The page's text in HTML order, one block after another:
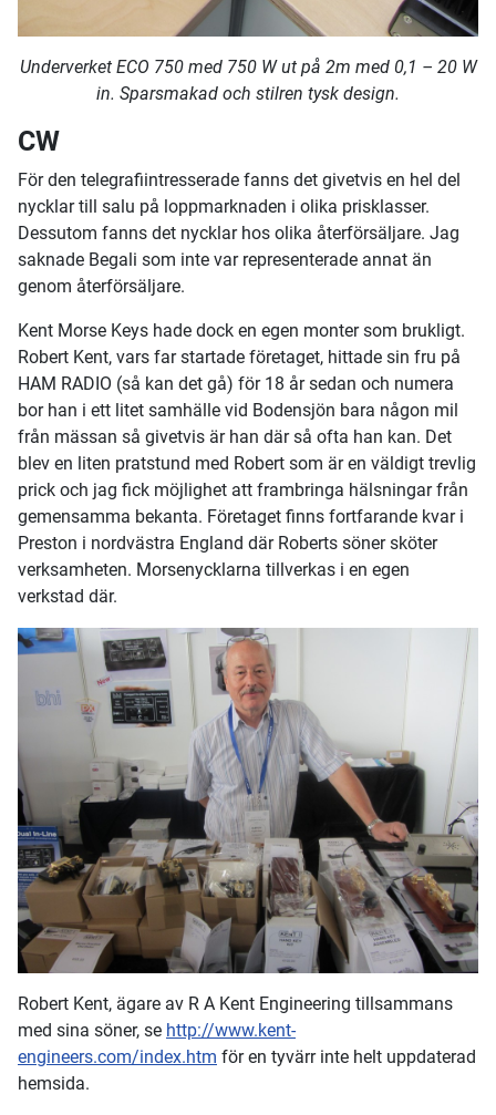
Underverket ECO 750 med 750 W ut på 2m med 0,1 – 20 W
in. Sparsmakad och stilren tysk design.
CW
För den telegrafiintresserade fanns det givetvis en hel del
nycklar till salu på loppmarknaden i olika prisklasser.
Dessutom fanns det nycklar hos olika återförsäljare. Jag
saknade Begali som inte var representerade annat än
genom återförsäljare.
Kent Morse Keys hade dock en egen monter som brukligt.
Robert Kent, vars far startade företaget, hittade sin fru på
HAM RADIO (så kan det gå) för 18 år sedan och numera
bor han i ett litet samhälle vid Bodensjön bara någon mil
från mässan så givetvis är han där så ofta han kan. Det
blev en liten pratstund med Robert som är en väldigt trevlig
prick och jag fick möjlighet att frambringa hälsningar från
gemensamma bekanta. Företaget finns fortfarande kvar i
Preston i nordvästra England där Roberts söner sköter
verksamheten. Morsenycklarna tillverkas i en egen
verkstad där.
Robert Kent, ägare av R A Kent Engineering tillsammans
med sina söner, se http://www.kent-
engineers.com/index.htm för en tyvärr inte helt uppdaterad
hemsida.